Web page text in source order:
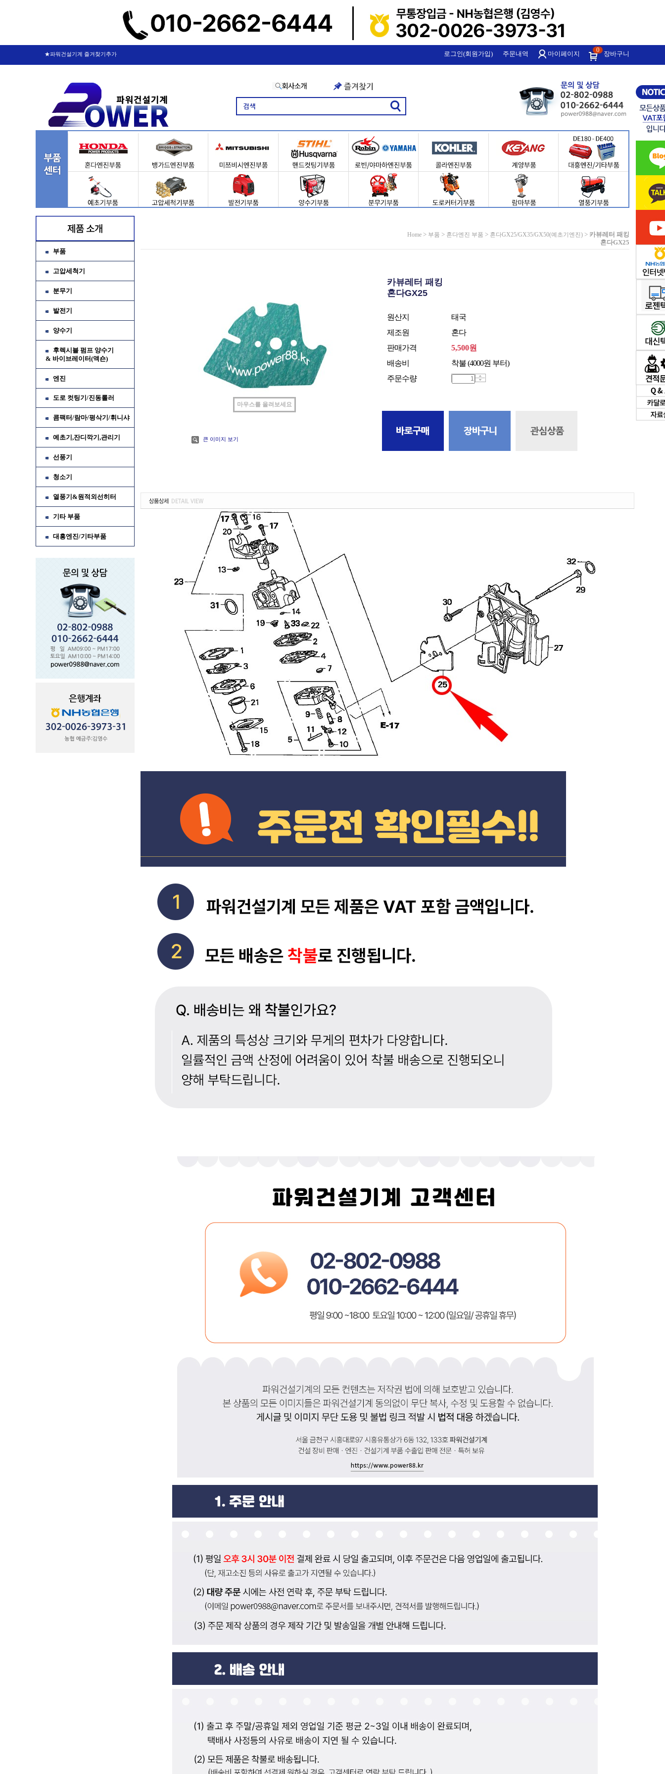
★파워건설기계 즐겨찾기추가 로그인(회원가입) 주문내역 마이페이지 장바구니
0
부품
고압세척기
분무기
발전기
양수기
후렉시블 펌프 양수기
& 바이브레이터(액숀)
엔진
도로 컷팅기/진동롤러
콤팩터/람마/평삭기/휘니샤
예초기,잔디깍기,관리기
선풍기
청소기
열풍기&원적외선히터
기타 부품
대흥엔진/기타부품
Home > 부품 > 혼다엔진 부품 > 혼다GX25/GX35/GX50(예초기엔진) > 카뷰레터 패킹
혼다GX25
마우스를 올려보세요
큰 이미지 보기
카뷰레터 패킹
혼다GX25
원산지
태국
제조원
혼다
판매가격
5,500원
배송비
착불 (4000원 부터)
주문수량